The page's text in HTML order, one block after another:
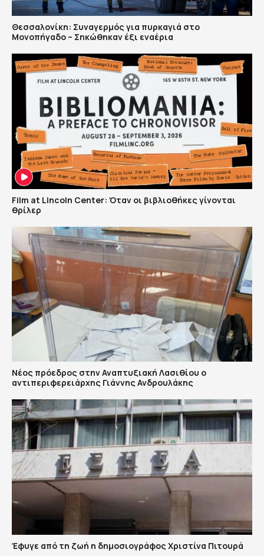
Θεσσαλονίκη: Συναγερμός για πυρκαγιά στο
Μονοπήγαδο – Σηκώθηκαν έξι εναέρια
Film at Lincoln Center: Όταν οι βιβλιοθήκες γίνονται
θρίλερ
Νέος πρόεδρος στην Αναπτυξιακή Λασιθίου ο
αντιπεριφερειάρχης Γιάννης Ανδρουλάκης
Έφυγε από τη ζωή η δημοσιογράφος Χριστίνα Πιτουρά